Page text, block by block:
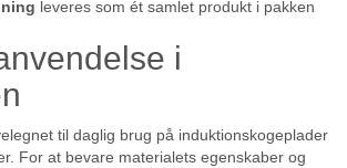
leveres som ét samlet produkt i pakken
i
til daglig brug på induktionskogeplader
For at bevare materialets egenskaber og